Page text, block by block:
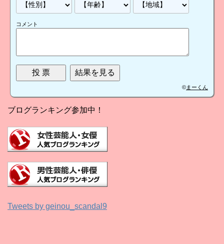
コメント
©まーくん
ブログランキング参加中！
Tweets by geinou_scandal9